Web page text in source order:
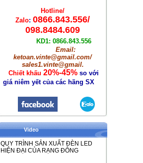
Hotline/
Zalo: 0866.843.556/
098.8484.609
KD1: 0866.843.556
Email:
ketoan.vinte@gmail.com/
sales1.vinte@gmail.
Chiết khấu 20%-45% so với
giá niêm yết của các hãng SX
Video
QUY TRÌNH SẢN XUẤT ĐÈN LED
HIỆN ĐẠI CỦA RẠNG ĐÔNG